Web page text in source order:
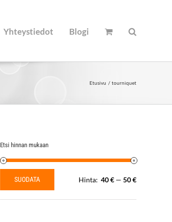
Yhteystiedot Blogi
Etusivu tourniquet
Etsi hinnan mukaan
Minimihinta
Maksimihinta
SUODATA Hinta: 40 € — 50 €